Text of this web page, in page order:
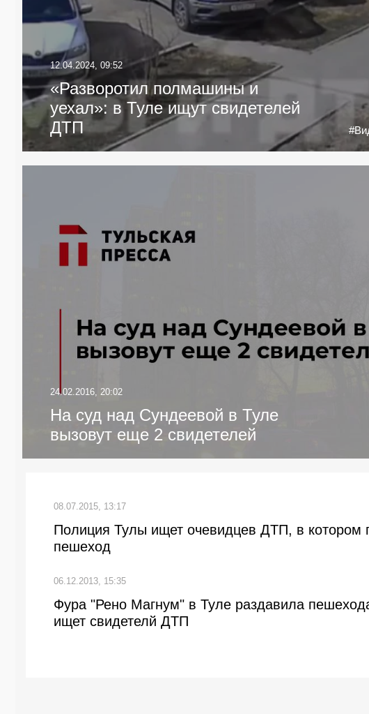
12.04.2024, 09:52
«Разворотил полмашины и
уехал»: в Туле ищут свидетелей
ДТП
24.02.2016, 20:02
На суд над Сундеевой в Туле
вызовут еще 2 свидетелей
08.07.2015, 13:17
Полиция Тулы ищет очевидцев ДТП, в котором
пешеход
06.12.2013, 15:35
Фура "Рено Магнум" в Туле раздавила
ищет свидетелй ДТП